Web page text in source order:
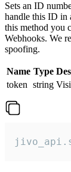
Sets an ID
handle this ID in
this method you
Webhooks. We
spoofing.
Name Type
token string